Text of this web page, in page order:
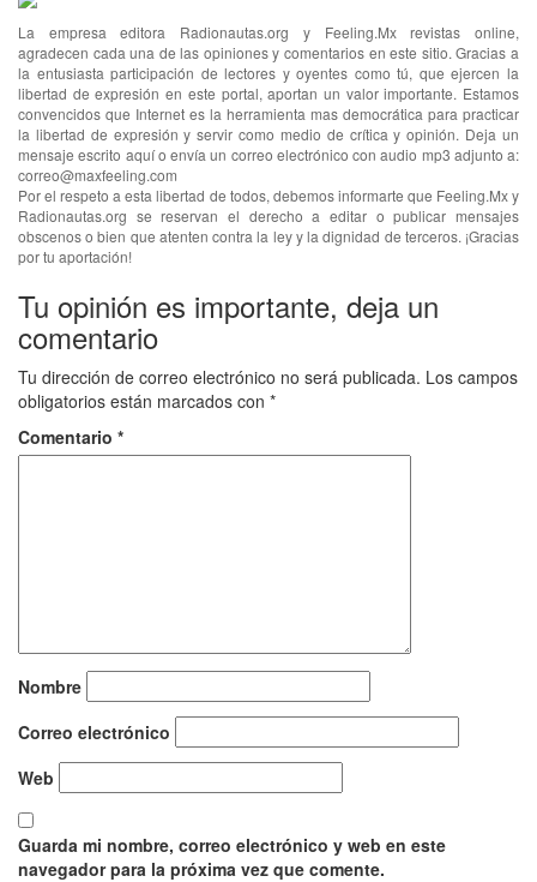
La empresa editora Radionautas.org y Feeling.Mx revistas online,
agradecen cada una de las opiniones y comentarios en este sitio. Gracias a
la entusiasta participación de lectores y oyentes como tú, que ejercen la
libertad de expresión en este portal, aportan un valor importante. Estamos
convencidos que Internet es la herramienta mas democrática para practicar
la libertad de expresión y servir como medio de crítica y opinión. Deja un
mensaje escrito aquí o envía un correo electrónico con audio mp3 adjunto a:
correo@maxfeeling.com
Por el respeto a esta libertad de todos, debemos informarte que Feeling.Mx y
Radionautas.org se reservan el derecho a editar o publicar mensajes
obscenos o bien que atenten contra la ley y la dignidad de terceros. ¡Gracias
por tu aportación!
Tu opinión es importante, deja un
comentario
Tu dirección de correo electrónico no será publicada. Los campos
obligatorios están marcados con *
Comentario *
Nombre
Correo electrónico
Web
Guarda mi nombre, correo electrónico y web en este
navegador para la próxima vez que comente.